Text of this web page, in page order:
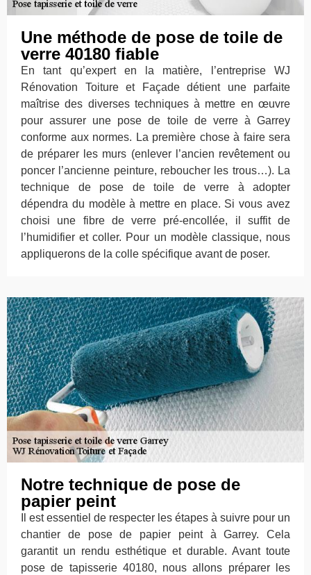
Une méthode de pose de toile de
verre 40180 fiable
En tant qu’expert en la matière, l’entreprise WJ
Rénovation Toiture et Façade détient une parfaite
maîtrise des diverses techniques à mettre en œuvre
pour assurer une pose de toile de verre à Garrey
conforme aux normes. La première chose à faire sera
de préparer les murs (enlever l’ancien revêtement ou
poncer l’ancienne peinture, reboucher les trous…). La
technique de pose de toile de verre à adopter
dépendra du modèle à mettre en place. Si vous avez
choisi une fibre de verre pré-encollée, il suffit de
l’humidifier et coller. Pour un modèle classique, nous
appliquerons de la colle spécifique avant de poser.
Notre technique de pose de
papier peint
Il est essentiel de respecter les étapes à suivre pour un
chantier de pose de papier peint à Garrey. Cela
garantit un rendu esthétique et durable. Avant toute
pose de tapisserie 40180, nous allons préparer les